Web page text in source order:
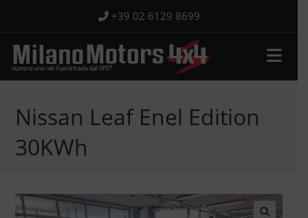
contenuto
+39 02 6129 8699
Nissan Leaf Enel Edition
30KWh